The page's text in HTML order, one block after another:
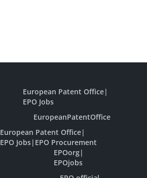
European Patent Office|
EPO Jobs
EuropeanPatentOffice
European Patent Office|
EPO Jobs| EPO Procurement
EPOorg|
EPOjobs